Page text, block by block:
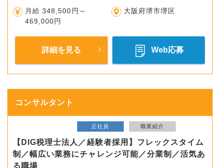
月給 348,500円～
469,000円
大阪府堺市堺区
詳細を見る Web応募
コンサルタント
正社員 職業紹介
【DIG税理士法人／経験者採用】フレックスタイム
制／幅広い業務にチャレンジ可能／分業制／活気あ
る職場